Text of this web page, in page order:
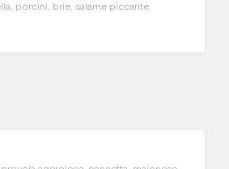
porcini, brie, salame piccante